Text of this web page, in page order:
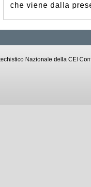
che viene dalla
Nazionale della CEI